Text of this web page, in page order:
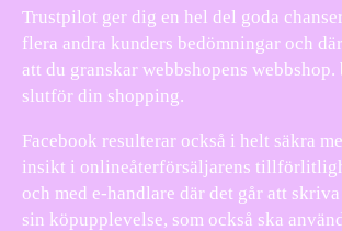
Trustpilot ger dig en hel del goda
flera andra kunders bedömningar och
att du granskar webbshopens
slutför din shopping.
Facebook resulterar också i helt säkra
insikt i onlineåterförsäljarens
och med e-handlare där det går att
sin köpupplevelse, som också ska